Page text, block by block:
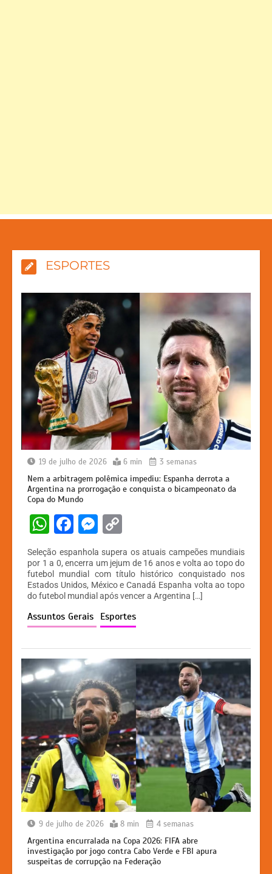
ESPORTES
19 de julho de 2026 6 min 3 semanas
Nem a arbitragem polêmica impediu: Espanha derrota a
Argentina na prorrogação e conquista o bicampeonato da
Copa do Mundo
W
h
at
s
A
p
F
a
c
e
b
o
k
M
s
s
e
n
er
p
y
Li
n
Seleção espanhola supera os atuais campeões mundiais
por 1 a 0, encerra um jejum de 16 anos e volta ao topo do
futebol mundial com título histórico conquistado nos
Estados Unidos, México e Canadá Espanha volta ao topo
do futebol mundial após vencer a Argentina […]
Assuntos Gerais Esportes
9 de julho de 2026 8 min 4 semanas
Argentina encurralada na Copa 2026: FIFA abre
investigação por jogo contra Cabo Verde e FBI apura
suspeitas de corrupção na Federação